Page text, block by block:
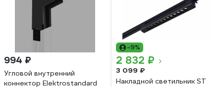
994 ₽
Угловой внутренний
коннектор Elektrostandard
-9%
2 832 ₽
3 099 ₽
Накладной светильник ST